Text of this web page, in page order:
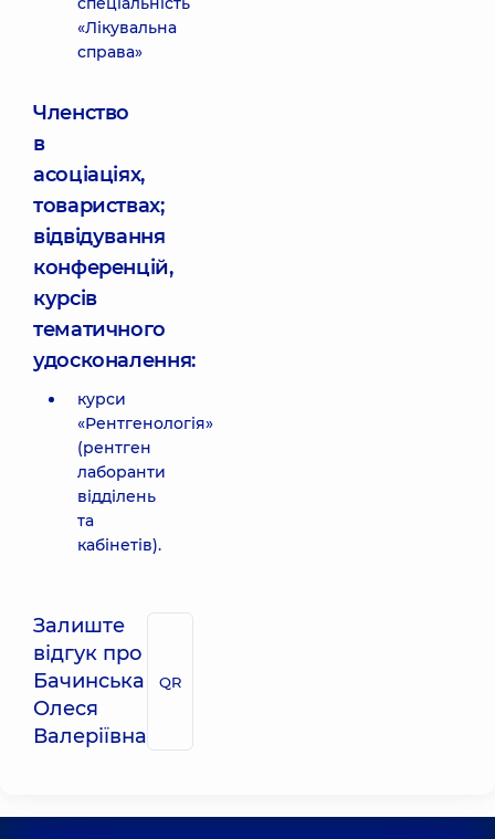
«Лікувальна
справа»
Членство
в
асоціаціях,
товариствах;
відвідування
конференцій,
курсів
тематичного
удосконалення:
курси
«Рентгенологія»
(рентген
лаборанти
відділень
та
кабінетів).
Залиште
відгук про
Бачинська
Олеся
Валеріївна
QR